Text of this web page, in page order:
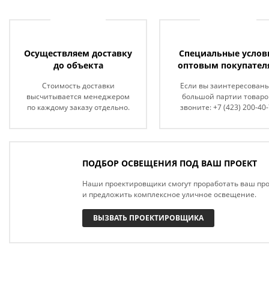
Осуществляем доставку
до объекта
Стоимость доставки
высчитывается менеджером
по каждому заказу отдельно.
Специальные
оптовым
Если вы
большой партии
звоните: +7 (423) 200-
ПОДБОР ОСВЕЩЕНИЯ ПОД ВАШ ПРОЕКТ
Наши проектировщики смогут проработать ваш
и предложить комплексное уличное освещение.
ВЫЗВАТЬ ПРОЕКТИРОВЩИКА